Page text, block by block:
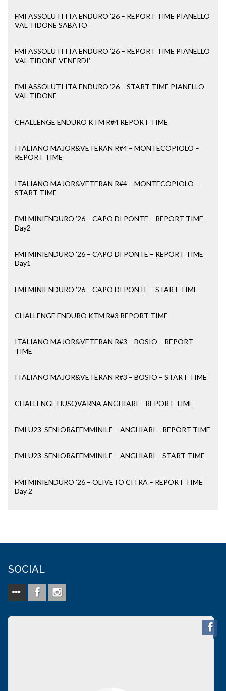
FMI ASSOLUTI ITA ENDURO ’26 – REPORT TIME PIANELLO
VAL TIDONE SABATO
FMI ASSOLUTI ITA ENDURO ’26 – REPORT TIME PIANELLO
VAL TIDONE VENERDI’
FMI ASSOLUTI ITA ENDURO ’26 – START TIME PIANELLO
VAL TIDONE
CHALLENGE ENDURO KTM R#4 REPORT TIME
ITALIANO MAJOR&VETERAN R#4 – MONTECOPIOLO –
REPORT TIME
ITALIANO MAJOR&VETERAN R#4 – MONTECOPIOLO –
START TIME
FMI MINIENDURO ’26 – CAPO DI PONTE – REPORT TIME
Day2
FMI MINIENDURO ’26 – CAPO DI PONTE – REPORT TIME
Day1
FMI MINIENDURO ’26 – CAPO DI PONTE – START TIME
CHALLENGE ENDURO KTM R#3 REPORT TIME
ITALIANO MAJOR&VETERAN R#3 – BOSIO – REPORT
TIME
ITALIANO MAJOR&VETERAN R#3 – BOSIO – START TIME
CHALLENGE HUSQVARNA ANGHIARI – REPORT TIME
FMI U23_SENIOR&FEMMINILE – ANGHIARI – REPORT TIME
FMI U23_SENIOR&FEMMINILE – ANGHIARI – START TIME
FMI MINIENDURO ’26 – OLIVETO CITRA – REPORT TIME
Day 2
SOCIAL